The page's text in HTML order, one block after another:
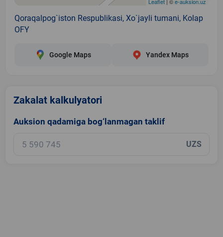
Qoraqalpog`iston Respublikasi, Xo`jayli tumani, Kolap
OFY
Google Maps Yandex Maps
Zakalat kalkulyatori
Auksion qadamiga bog‘lanmagan taklif
UZS